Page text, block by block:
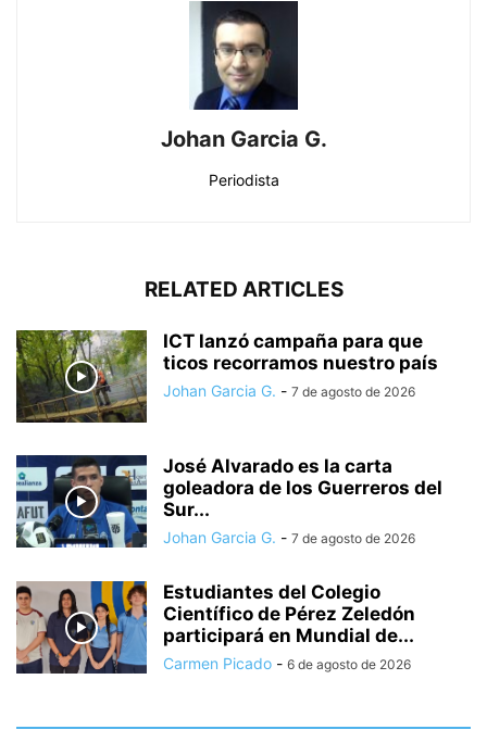
Johan Garcia G.
Periodista
RELATED ARTICLES
ICT lanzó campaña para que
ticos recorramos nuestro país
Johan Garcia G. - 7 de agosto de 2026
José Alvarado es la carta
goleadora de los Guerreros del
Sur...
Johan Garcia G. - 7 de agosto de 2026
Estudiantes del Colegio
Científico de Pérez Zeledón
participará en Mundial de...
Carmen Picado - 6 de agosto de 2026